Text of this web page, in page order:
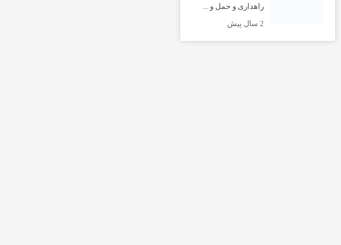
راهداری و حمل و ...
2 سال پیش